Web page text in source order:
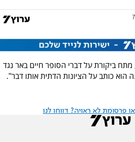
עמית סגל, מתח ביקורת על דברי הסופר חיים באר נגד
פרסומת לא ראויה? דווחו לנו